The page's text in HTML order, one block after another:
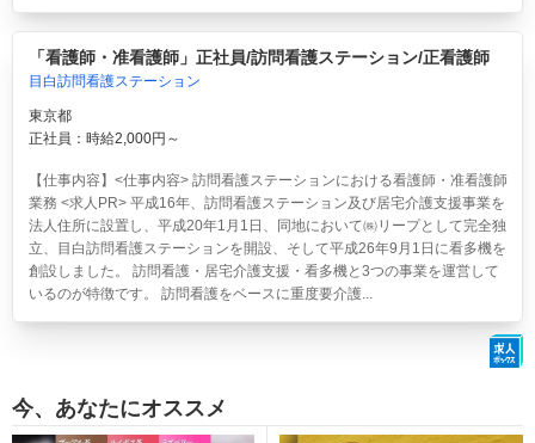
「看護師・准看護師」正社員/訪問看護ステーション/正看護師
目白訪問看護ステーション
東京都
正社員：時給2,000円～
【仕事内容】<仕事内容> 訪問看護ステーションにおける看護師・准看護師
業務 <求人PR> 平成16年、訪問看護ステーション及び居宅介護支援事業を
法人住所に設置し、平成20年1月1日、同地において㈱リープとして完全独
立、目白訪問看護ステーションを開設、そして平成26年9月1日に看多機を
創設しました。 訪問看護・居宅介護支援・看多機と3つの事業を運営して
いるのが特徴です。 訪問看護をベースに重度要介護...
今、あなたにオススメ